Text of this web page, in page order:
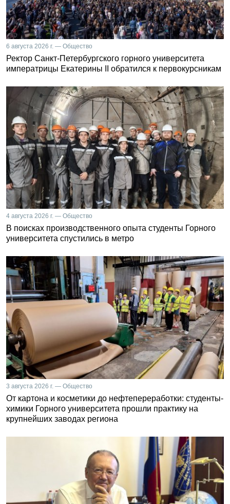
6 августа 2026 г. — Общество
Ректор Санкт-Петербургского горного университета
императрицы Екатерины II обратился к первокурсникам
4 августа 2026 г. — Общество
В поисках производственного опыта студенты Горного
университета спустились в метро
3 августа 2026 г. — Общество
От картона и косметики до нефтепереработки: студенты-
химики Горного университета прошли практику на
крупнейших заводах региона